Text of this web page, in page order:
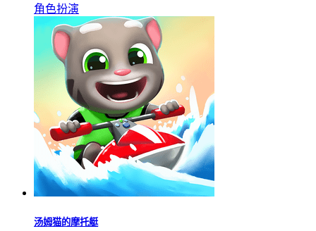
角色扮演
汤姆猫的摩托艇